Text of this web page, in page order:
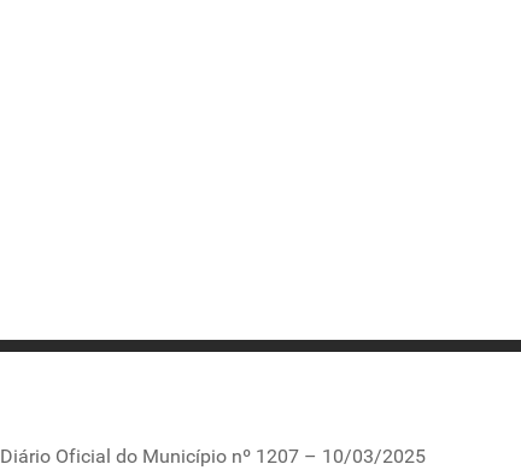
Diário Oficial do Município nº 1207 – 10/03/2025